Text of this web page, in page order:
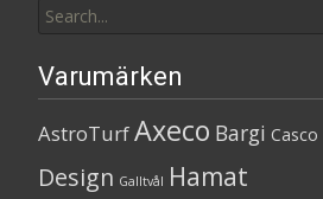
for:
Varumärken
AstroTurfAxeco Bargi Casco
Design Galltvål Hamat